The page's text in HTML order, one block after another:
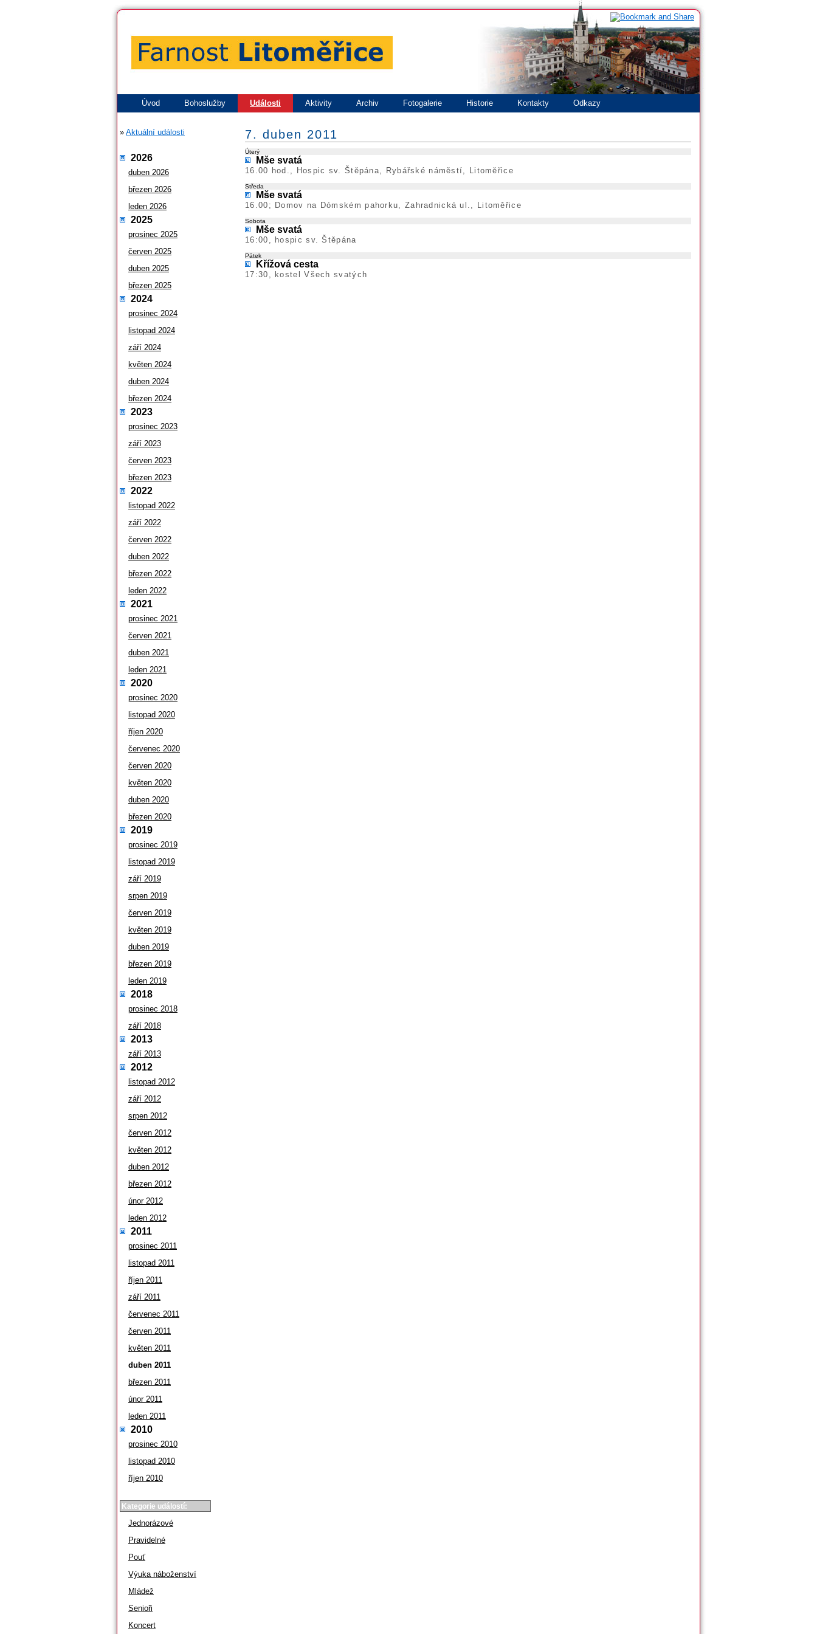
Úvod Bohoslužby Události Aktivity Archiv Fotogalerie Historie Kontakty Odkazy
» Aktuální události
2026
duben 2026
březen 2026
leden 2026
2025
prosinec 2025
červen 2025
duben 2025
březen 2025
2024
prosinec 2024
listopad 2024
září 2024
květen 2024
duben 2024
březen 2024
2023
prosinec 2023
září 2023
červen 2023
březen 2023
2022
listopad 2022
září 2022
červen 2022
duben 2022
březen 2022
leden 2022
2021
prosinec 2021
červen 2021
duben 2021
leden 2021
2020
prosinec 2020
listopad 2020
říjen 2020
červenec 2020
červen 2020
květen 2020
duben 2020
březen 2020
2019
prosinec 2019
listopad 2019
září 2019
srpen 2019
červen 2019
květen 2019
duben 2019
březen 2019
leden 2019
2018
prosinec 2018
září 2018
2013
září 2013
2012
listopad 2012
září 2012
srpen 2012
červen 2012
květen 2012
duben 2012
březen 2012
únor 2012
leden 2012
2011
prosinec 2011
listopad 2011
říjen 2011
září 2011
červenec 2011
červen 2011
květen 2011
duben 2011
březen 2011
únor 2011
leden 2011
2010
prosinec 2010
listopad 2010
říjen 2010
Kategorie událostí:
Jednorázové
Pravidelné
Pouť
Výuka náboženství
Mládež
Senioři
Koncert
7. duben 2011
Úterý
Mše svatá
16.00 hod., Hospic sv. Štěpána, Rybářské náměstí, Litoměřice
Středa
Mše svatá
16.00; Domov na Dómském pahorku, Zahradnická ul., Litoměřice
Sobota
Mše svatá
16:00, hospic sv. Štěpána
Pátek
Křížová cesta
17:30, kostel Všech svatých